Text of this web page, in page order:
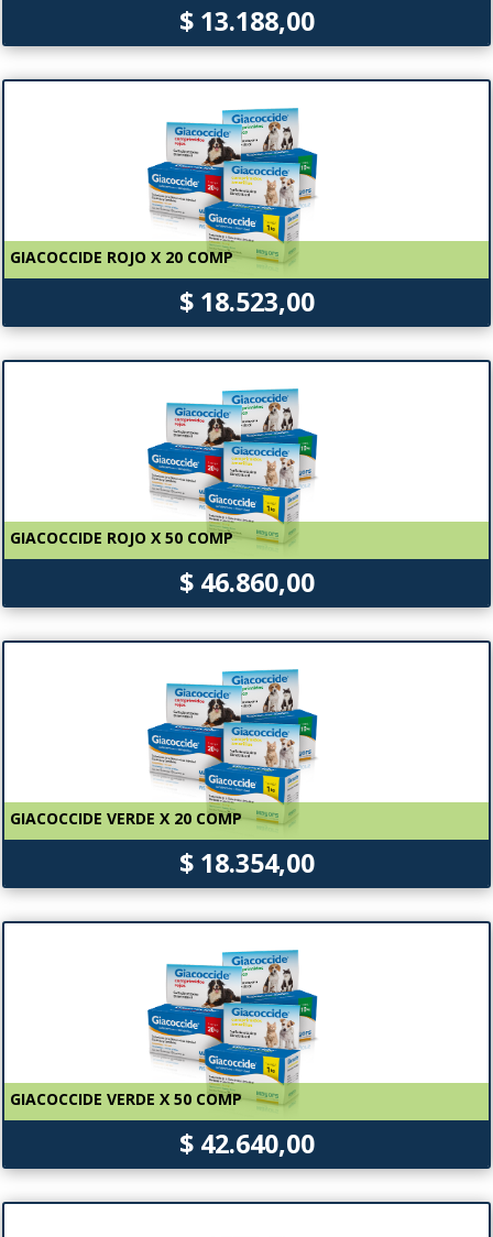
$ 13.188,00
GIACOCCIDE ROJO X 20 COMP
$ 18.523,00
GIACOCCIDE ROJO X 50 COMP
$ 46.860,00
GIACOCCIDE VERDE X 20 COMP
$ 18.354,00
GIACOCCIDE VERDE X 50 COMP
$ 42.640,00